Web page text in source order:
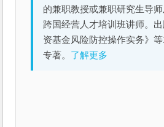
的兼职教授或兼职研究生导
跨国经营人才培训班讲师。
资基金风险防控操作实务》
专著。 了解更多